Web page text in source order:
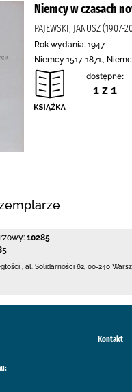
Niemcy w czasach
PAJEWSKI, JANUSZ (1907-
Rok wydania: 1947
Niemcy 1517-1871.,
dostępne:
1 z 1
10285
al. Solidarności 62 00-240
Kontakt